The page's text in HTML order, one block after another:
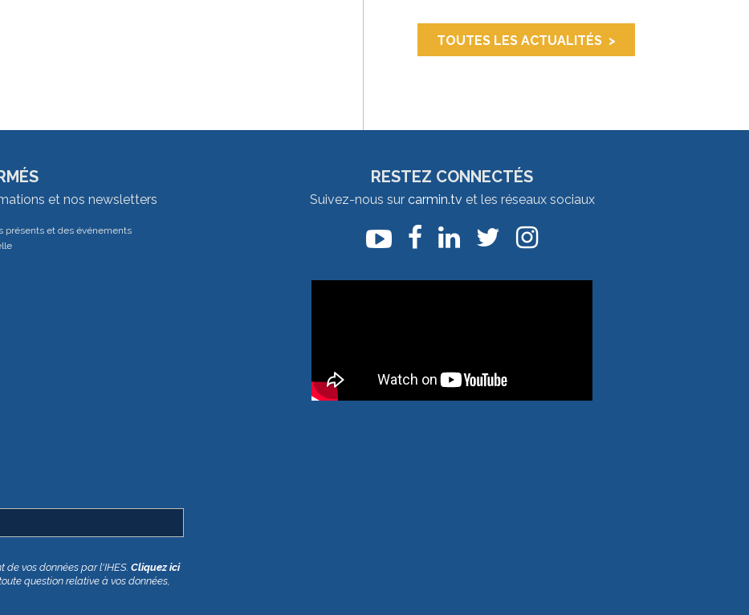
TOUTES LES ACTUALITÉS
et nos newsletters
présents et des événements
de vos données par l'IHES.Cliquez ici
toute question relative à vos données,
RESTEZ CONNECTÉS
Suivez-nous sur carmin.tv et les réseaux sociaux